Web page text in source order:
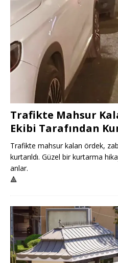
Trafikte Mahsur
Ekibi Tarafından
Trafikte mahsur kalan ördek,
kurtarıldı. Güzel bir kurtarma
anlar.
🔺